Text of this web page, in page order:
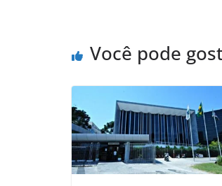
Você pode